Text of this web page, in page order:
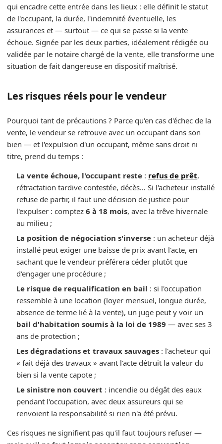
qui encadre cette entrée dans les lieux : elle définit le statut
de l'occupant, la durée, l'indemnité éventuelle, les
assurances et — surtout — ce qui se passe si la vente
échoue. Signée par les deux parties, idéalement rédigée ou
validée par le notaire chargé de la vente, elle transforme une
situation de fait dangereuse en dispositif maîtrisé.
Les risques réels pour le vendeur
Pourquoi tant de précautions ? Parce qu'en cas d'échec de la
vente, le vendeur se retrouve avec un occupant dans son
bien — et l'expulsion d'un occupant, même sans droit ni
titre, prend du temps :
La vente échoue, l'occupant reste: refus de prêt,
rétractation tardive contestée, décès… Si l'acheteur installé
refuse de partir, il faut une décision de justice pour
l'expulser : comptez 6 à 18 mois, avec la trêve hivernale
au milieu ;
La position de négociation s'inverse: un acheteur déjà
installé peut exiger une baisse de prix avant l'acte, en
sachant que le vendeur préférera céder plutôt que
d'engager une procédure ;
Le risque de requalification en bail : si l'occupation
ressemble à une location (loyer mensuel, longue durée,
absence de terme lié à la vente), un juge peut y voir un
bail d'habitation soumis à la loi de 1989 — avec ses 3
ans de protection ;
Les dégradations et travaux sauvages: l'acheteur qui
« fait déjà des travaux » avant l'acte détruit la valeur du
bien si la vente capote ;
Le sinistre non couvert : incendie ou dégât des eaux
pendant l'occupation, avec deux assureurs qui se
renvoient la responsabilité si rien n'a été prévu.
Ces risques ne signifient pas qu'il faut toujours refuser —